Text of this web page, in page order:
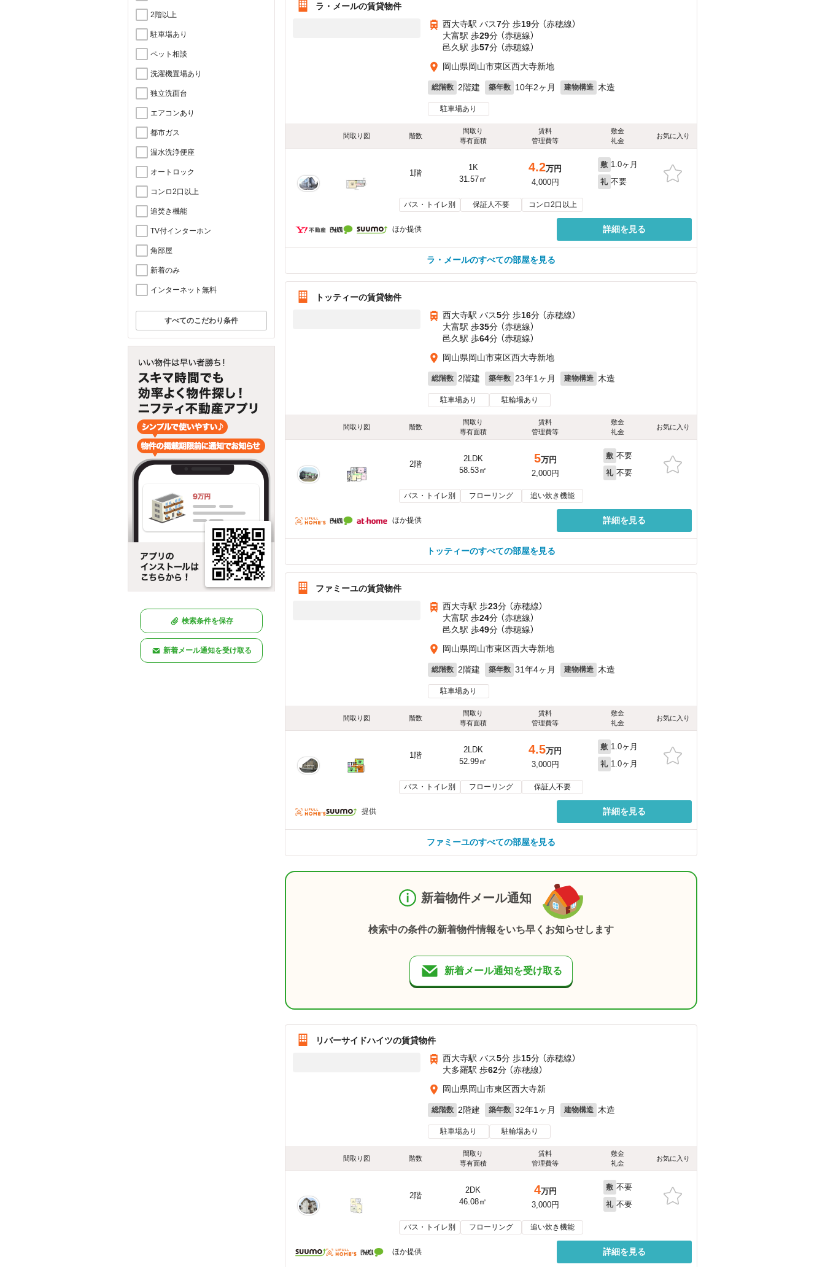
2階以上
駐車場あり
ペット相談
洗濯機置場あり
独立洗面台
エアコンあり
都市ガス
温水洗浄便座
オートロック
コンロ2口以上
追焚き機能
TV付インターホン
角部屋
新着のみ
インターネット無料
すべてのこだわり条件
検索条件を保存
新着メール通知を受け取る
ラ・メールの賃貸物件
西大寺駅 バス7分 歩19分 （赤穂線）
大富駅 歩29分 （赤穂線）
邑久駅 歩57分 （赤穂線）
岡山県岡山市東区西大寺新地
総階数 2階建 築年数 10年2ヶ月 建物構造 木造
駐車場あり
間取り図 階数
間取り
専有面積
賃料
管理費等
敷金
礼金
お気に入り
1階
1K
31.57㎡
4.2万円
4,000円
敷 1.0ヶ月
礼 不要
バス・トイレ別 保証人不要 コンロ2口以上
ほか提供 詳細を見る
ラ・メールのすべての部屋を見る
トッティーの賃貸物件
西大寺駅 バス5分 歩16分 （赤穂線）
大富駅 歩35分 （赤穂線）
邑久駅 歩64分 （赤穂線）
岡山県岡山市東区西大寺新地
総階数 2階建 築年数 23年1ヶ月 建物構造 木造
駐車場あり 駐輪場あり
間取り図 階数
間取り
専有面積
賃料
管理費等
敷金
礼金
お気に入り
2階
2LDK
58.53㎡
5万円
2,000円
敷 不要
礼 不要
バス・トイレ別 フローリング 追い炊き機能
ほか提供 詳細を見る
トッティーのすべての部屋を見る
ファミーユの賃貸物件
西大寺駅 歩23分 （赤穂線）
大富駅 歩24分 （赤穂線）
邑久駅 歩49分 （赤穂線）
岡山県岡山市東区西大寺新地
総階数 2階建 築年数 31年4ヶ月 建物構造 木造
駐車場あり
間取り図 階数
間取り
専有面積
賃料
管理費等
敷金
礼金
お気に入り
1階
2LDK
52.99㎡
4.5万円
3,000円
敷 1.0ヶ月
礼 1.0ヶ月
バス・トイレ別 フローリング 保証人不要
提供 詳細を見る
ファミーユのすべての部屋を見る
新着物件メール通知
検索中の条件の新着物件情報をいち早くお知らせします
新着メール通知を受け取る
リバーサイドハイツの賃貸物件
西大寺駅 バス5分 歩15分 （赤穂線）
大多羅駅 歩62分 （赤穂線）
岡山県岡山市東区西大寺新
総階数 2階建 築年数 32年1ヶ月 建物構造 木造
駐車場あり 駐輪場あり
間取り図 階数
間取り
専有面積
賃料
管理費等
敷金
礼金
お気に入り
2階
2DK
46.08㎡
4万円
3,000円
敷 不要
礼 不要
バス・トイレ別 フローリング 追い炊き機能
ほか提供 詳細を見る